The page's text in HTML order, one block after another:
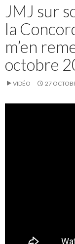
JMJ sur
la
m’en
octobre
VIDÉO 27